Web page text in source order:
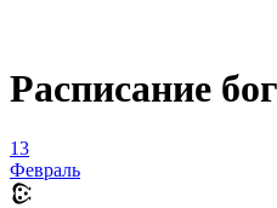
Расписание
13
Февраль